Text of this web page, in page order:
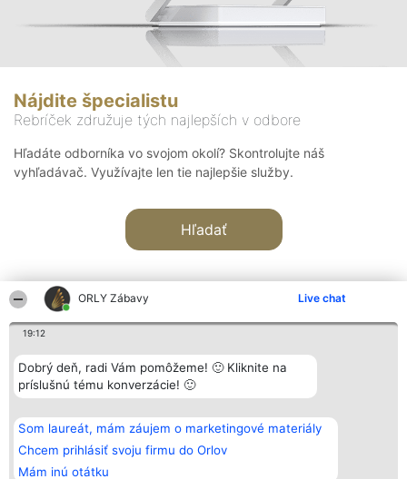
ORLY Zábavy Live chat
19:12
Dobrý deň, radi Vám pomôžeme! 🙂 Kliknite na
príslušnú tému konverzácie! 🙂
Som laureát, mám záujem o marketingové materiály
Chcem prihlásiť svoju firmu do Orlov
Mám inú otátku
Nájdite špecialistu
Rebríček združuje tých najlepších v odbore
Hľadáte odborníka vo svojom okolí? Skontrolujte náš
vyhľadávač. Využívajte len tie najlepšie služby.
Hľadať
Organizátor hodnotenia
Bright Side Solutions sp. z o.
o. sp. k.
Wrocław 50-079
KRS 0000749100 | Regon
381313360 | NIP 8943132676
+48 508 492 400
Hodnotenie
Laureáti
Lista
Laureatów
Podmienky
Obchodné
podmienky
Kontakt
Kontakt